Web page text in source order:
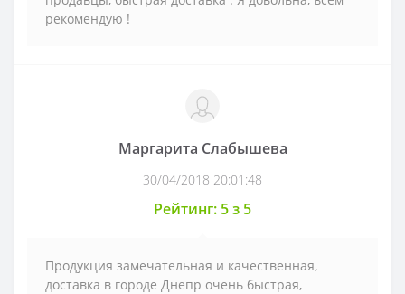
рекомендую !
Маргарита Слабышева
30/04/2018 20:01:48
Рейтинг: 5 з 5
Продукция замечательная и качественная,
доставка в городе Днепр очень быстрая,